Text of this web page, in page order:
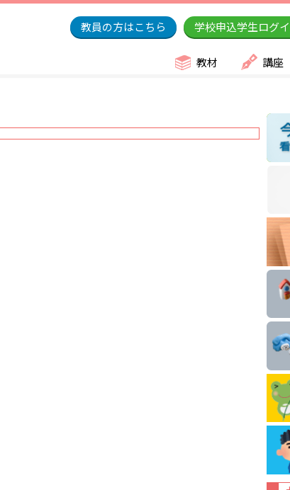
教員の方はこちら 学校申込学生ログ
教材 講座